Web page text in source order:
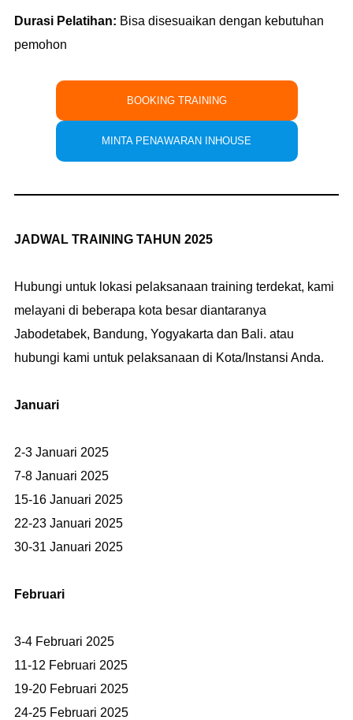
Durasi Pelatihan: Bisa disesuaikan dengan kebutuhan
pemohon
BOOKING TRAINING
MINTA PENAWARAN INHOUSE
JADWAL TRAINING TAHUN 2025
Hubungi untuk lokasi pelaksanaan training terdekat, kami
melayani di beberapa kota besar diantaranya
Jabodetabek, Bandung, Yogyakarta dan Bali. atau
hubungi kami untuk pelaksanaan di Kota/Instansi Anda.
Januari
2-3 Januari 2025
7-8 Januari 2025
15-16 Januari 2025
22-23 Januari 2025
30-31 Januari 2025
Februari
3-4 Februari 2025
11-12 Februari 2025
19-20 Februari 2025
24-25 Februari 2025